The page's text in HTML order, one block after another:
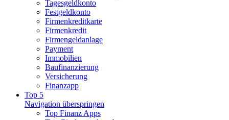
Tagesgeldkonto
Festgeldkonto
Firmenkreditkarte
Firmenkredit
Firmengeldanlage
Payment
Immobilien
Baufinanzierung
Versicherung
Finanzapp
Top 5
Navigation überspringen
Top Finanz Apps